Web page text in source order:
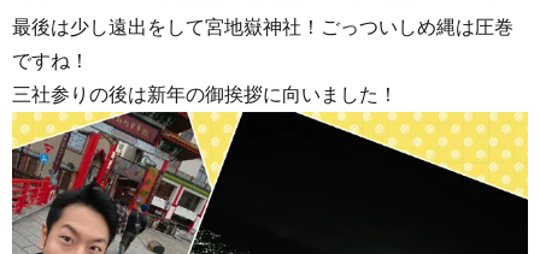
最後は少し遠出をして宮地嶽神社！ごっついしめ縄は圧巻
ですね！
三社参りの後は新年の御挨拶に向いました！